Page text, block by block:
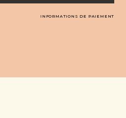
vin
blanc
INFORMATIONS DE PAIEMENT